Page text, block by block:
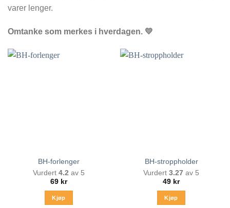
varer lenger.
Omtanke som merkes i hverdagen. 💛
BH-forlenger
Vurdert 4.2 av 5
69 kr
Kjøp
BH-stroppholder
Vurdert 3.27 av 5
49 kr
Kjøp